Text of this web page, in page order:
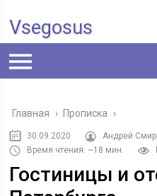
Vsegosus
Главная › Прописка ›
30.09.2020
Андрей
Время чтения: ~18 мин.
Гостиницы и